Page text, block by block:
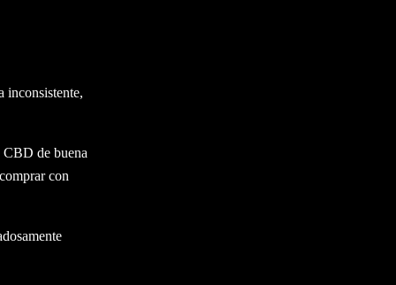
resultar
inconsistente,
CBD de buena
con